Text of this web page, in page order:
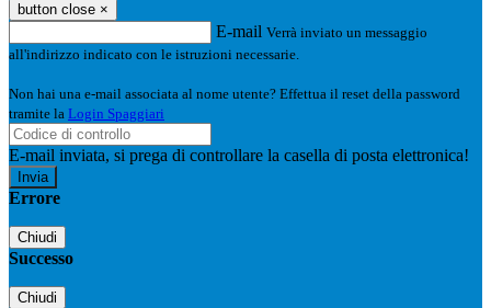
button close ×
E-mail Verrà inviato un messaggio
all'indirizzo indicato con le istruzioni necessarie.
Non hai una e-mail associata al nome utente? Effettua il reset della password
tramite la Login Spaggiari
E-mail inviata, si prega di controllare la casella di posta elettronica!
Errore
Chiudi
Successo
Chiudi